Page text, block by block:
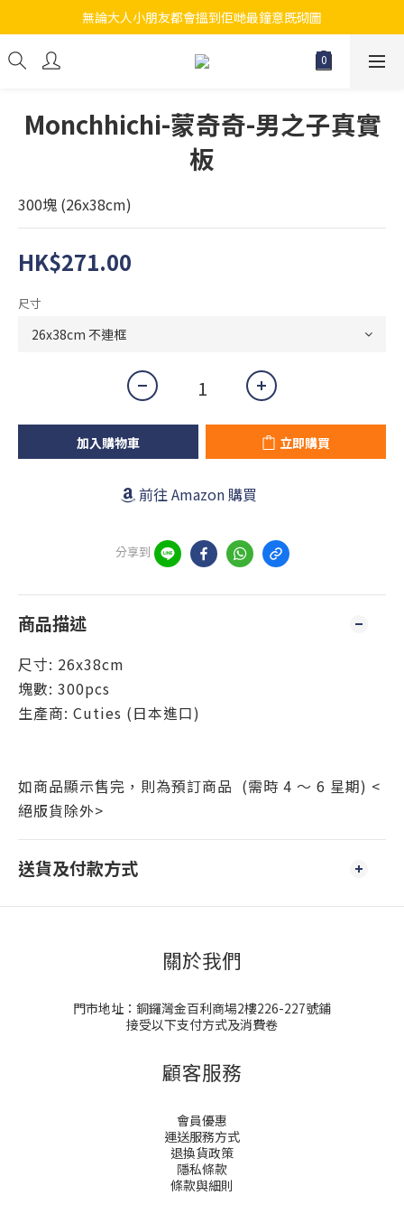
江帆天楊砌圖
無論大人小朋友都會搵到佢哋最鐘意既砌圖
江帆天楊砌圖
Monchhichi-蒙奇奇-男之子真實
板
300塊 (26x38cm)
HK$271.00
尺寸
加入購物車 立即購買
前往 Amazon 購買
分享到
商品描述
尺寸: 26x38cm
塊數: 300pcs
生產商: Cuties (日本進口)
如商品顯示售完，則為預訂商品 (需時 4 ～ 6 星期) <
絕版貨除外>
送貨及付款方式
關於我們
門市地址：銅鑼灣金百利商場2樓226-227號鋪
接受以下支付方式及消費卷
顧客服務
會員優惠
運送服務方式
退換貨政策
隱私條款
條款與細則